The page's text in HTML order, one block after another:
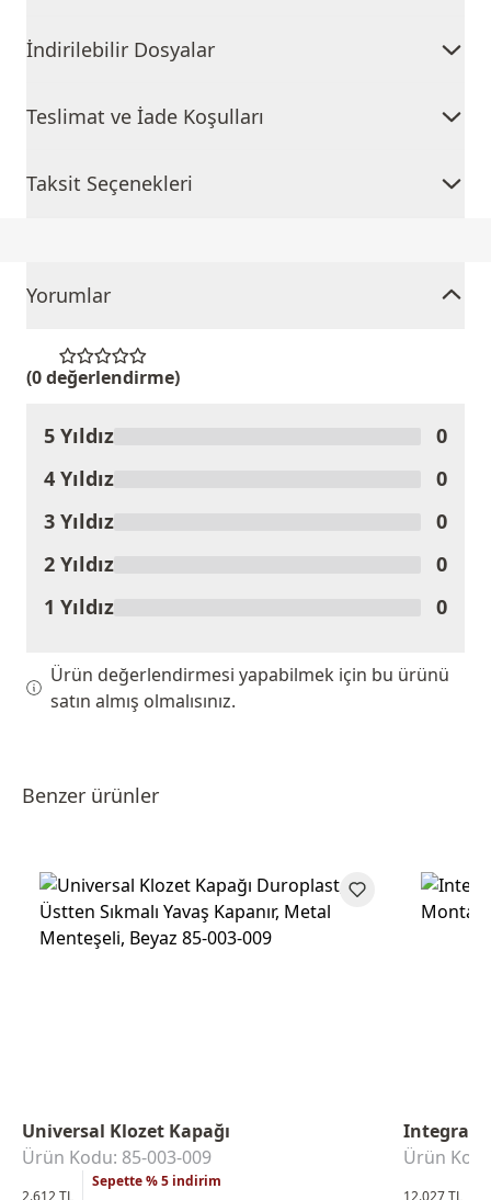
İndirilebilir Dosyalar
Teslimat ve İade Koşulları
Taksit Seçenekleri
Yorumlar
(0 değerlendirme)
Ürünü Değerlendir
5 Yıldız
0
4 Yıldız
0
3 Yıldız
0
2 Yıldız
0
1 Yıldız
0
Ürün değerlendirmesi yapabilmek için bu ürünü
satın almış olmalısınız.
Benzer ürünler
Universal Klozet Kapağı
Ürün Kodu: 85-003-009
2.612 TL
Sepette % 5 indirim
Integra
Ürün
12.027 TL